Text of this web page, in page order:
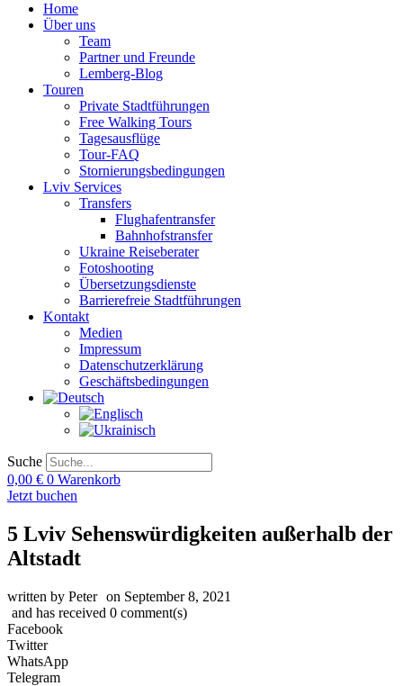
Home
Über uns
Team
Partner und Freunde
Lemberg-Blog
Touren
Private Stadtführungen
Free Walking Tours
Tagesausflüge
Tour-FAQ
Stornierungsbedingungen
Lviv Services
Transfers
Flughafentransfer
Bahnhofstransfer
Ukraine Reiseberater
Fotoshooting
Übersetzungsdienste
Barrierefreie Stadtführungen
Kontakt
Medien
Impressum
Datenschutzerklärung
Geschäftsbedingungen
Suche
0,00 € 0 Warenkorb
Jetzt buchen
5 Lviv Sehenswürdigkeiten außerhalb der
Altstadt
written by Peter on September 8, 2021
and has received 0 comment(s)
Facebook
Twitter
WhatsApp
Telegram